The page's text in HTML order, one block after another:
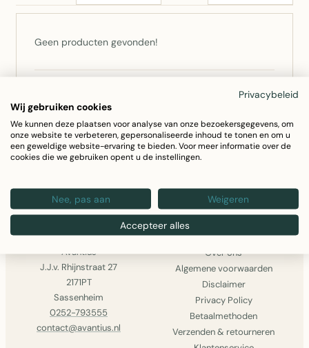
Geen producten gevonden!
0252 –
793555ofstuur een bericht
op.
AVANTIUS
Avantius
J.J.v. Rhijnstraat 27
2171PT
Sassenheim
0252-793555
contact@avantius.nl
INFORMATIE
Over ons
Algemene voorwaarden
Disclaimer
Privacy Policy
Betaalmethoden
Verzenden & retourneren
Privacybeleid
Wij gebruiken cookies
We kunnen deze plaatsen voor analyse van onze bezoekersgegevens, om
onze website te verbeteren, gepersonaliseerde inhoud te tonen en om u
een geweldige website-ervaring te bieden. Voor meer informatie over de
cookies die we gebruiken opent u de instellingen.
Nee, pas aan Weigeren
Accepteer alles